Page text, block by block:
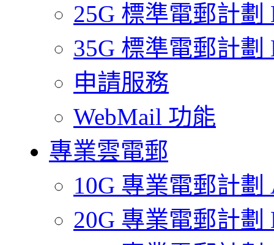
25G 標準電郵計劃
35G 標準電郵計劃
申請服務
WebMail 功能
專業雲電郵
10G 專業電郵計劃
20G 專業電郵計劃